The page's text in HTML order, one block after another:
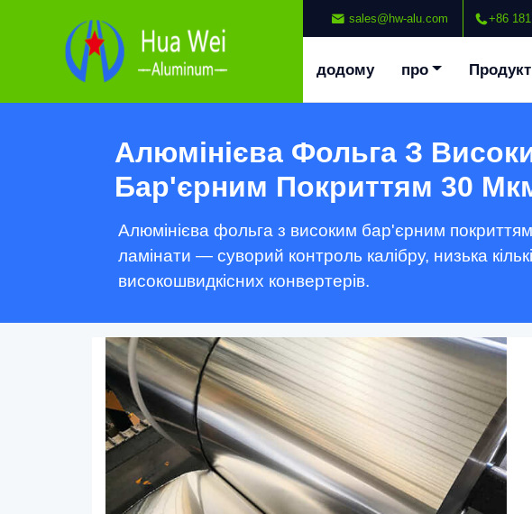
sales@hw-alu.com +86
додому про
Алюмінієва Фольга З
Бар'єрним Покриттям 30
Алюмінієва фольга з високим бар'єрним
ламінати — суворий контроль калібру, низька
високошвидкісних конвертерів.